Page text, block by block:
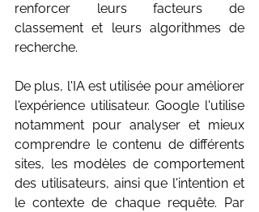
renforcer leurs facteurs de
classement et leurs algorithmes de
recherche.
De plus, l'IA est utilisée pour améliorer
l'expérience utilisateur. Google l'utilise
notamment pour analyser et mieux
comprendre le contenu de différents
sites, les modèles de comportement
des utilisateurs, ainsi que l'intention et
le contexte de chaque requête. Par